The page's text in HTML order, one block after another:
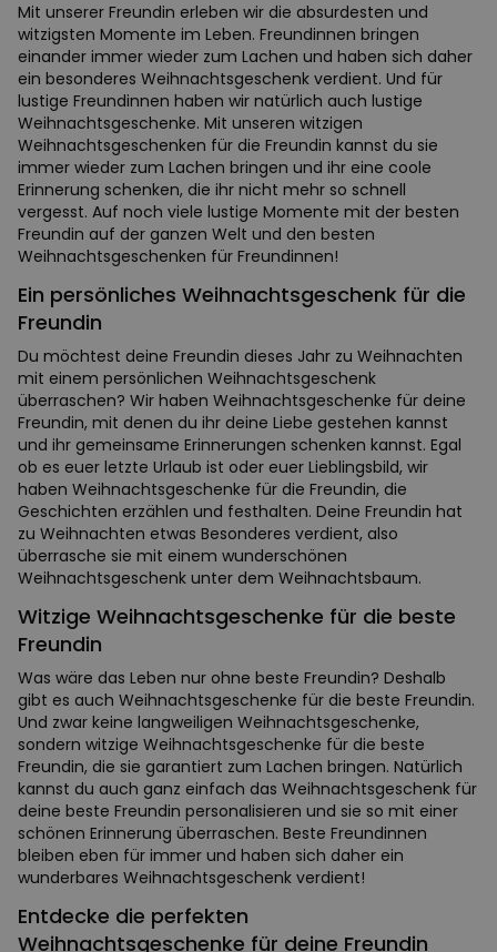
Mit unserer Freundin erleben wir die absurdesten und
witzigsten Momente im Leben. Freundinnen bringen
einander immer wieder zum Lachen und haben sich daher
ein besonderes Weihnachtsgeschenk verdient. Und für
lustige Freundinnen haben wir natürlich auch lustige
Weihnachtsgeschenke. Mit unseren witzigen
Weihnachtsgeschenken für die Freundin kannst du sie
immer wieder zum Lachen bringen und ihr eine coole
Erinnerung schenken, die ihr nicht mehr so schnell
vergesst. Auf noch viele lustige Momente mit der besten
Freundin auf der ganzen Welt und den besten
Weihnachtsgeschenken für Freundinnen!
Ein persönliches Weihnachtsgeschenk für die
Freundin
Du möchtest deine Freundin dieses Jahr zu Weihnachten
mit einem persönlichen Weihnachtsgeschenk
überraschen? Wir haben Weihnachtsgeschenke für deine
Freundin, mit denen du ihr deine Liebe gestehen kannst
und ihr gemeinsame Erinnerungen schenken kannst. Egal
ob es euer letzte Urlaub ist oder euer Lieblingsbild, wir
haben Weihnachtsgeschenke für die Freundin, die
Geschichten erzählen und festhalten. Deine Freundin hat
zu Weihnachten etwas Besonderes verdient, also
überrasche sie mit einem wunderschönen
Weihnachtsgeschenk unter dem Weihnachtsbaum.
Witzige Weihnachtsgeschenke für die beste
Freundin
Was wäre das Leben nur ohne beste Freundin? Deshalb
gibt es auch Weihnachtsgeschenke für die beste Freundin.
Und zwar keine langweiligen Weihnachtsgeschenke,
sondern witzige Weihnachtsgeschenke für die beste
Freundin, die sie garantiert zum Lachen bringen. Natürlich
kannst du auch ganz einfach das Weihnachtsgeschenk für
deine beste Freundin personalisieren und sie so mit einer
schönen Erinnerung überraschen. Beste Freundinnen
bleiben eben für immer und haben sich daher ein
wunderbares Weihnachtsgeschenk verdient!
Entdecke die perfekten
Weihnachtsgeschenke für deine Freundin